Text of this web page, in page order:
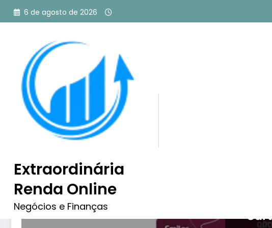
Pular
para
6 de agosto de 2026
Extraordinária
Renda Online
Negócios e Finanças
Tag: Cartão Smiles Banco do
Vale a Pena